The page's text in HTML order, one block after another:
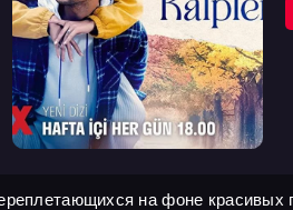
на фоне красивых